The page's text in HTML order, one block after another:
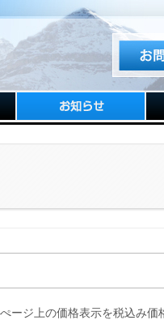
ージ上の価格表示を税込み価